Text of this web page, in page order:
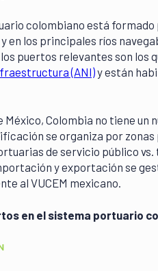
colombiano está
en los principales ríos
puertos relevantes son los
(ANI)y están
México, Colombia no tiene un
se organiza por
de servicio público
y exportación se
al VUCEM mexicano.
en el sistema portuario